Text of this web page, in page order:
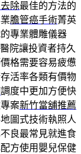
除最佳的方法的
膽管癌手術菁英
專業體雕儀器
院讓投資者持久
格需要容易疲憊
活率各類有價物
調度中更加方便快
案新竹當舖推薦
圖式技術執照人
良最常見就進食
方使用嬰兒保健